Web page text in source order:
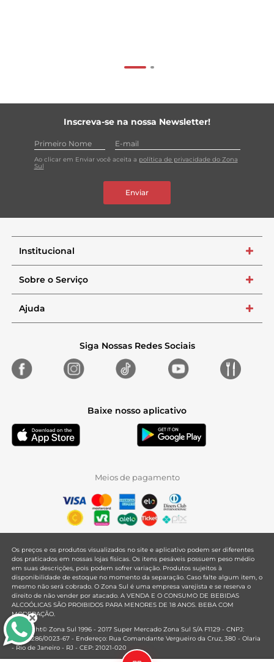
Inscreva-se na nossa Newsletter!
Ao clicar em Enviar você aceita a política de privacidade do Zona
Sul
Enviar
Institucional +
Sobre o Serviço +
Ajuda +
Siga Nossas Redes Sociais
Baixe nosso aplicativo
Meios de pagamento
Os preços e os produtos visualizados no site e aplicativo podem ser diferentes
dos praticados em nossas lojas físicas. Os itens pesáveis possuem peso médio
em suas descrições, pois podem sofrer variação. Produtos sujeitos à
disponibilidade de estoque no momento da separação. Caso falte algum item, o
mesmo não será cobrado. O Zona Sul é uma empresa varejista e se reserva o
direito de não vender por atacado. A VENDA E O CONSUMO DE BEBIDAS
ALCOÓLICAS SÃO PROIBIDOS PARA MENORES DE 18 ANOS. BEBA COM
MODERAÇÃO.
Copyright© Zona Sul 1996 - 2017 Super Mercado Zona Sul S/A F1129 - CNPJ:
33.381.286/0023-67 - Endereço: Rua Comandante Vergueiro da Cruz, 380 - Olaria
- Rio de Janeiro - RJ - CEP: 21021-020